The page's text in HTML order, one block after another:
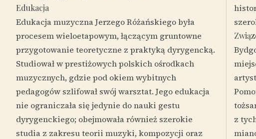
Edukacja
Edukacja muzyczna Jerzego Różańskiego była
procesem wieloetapowym, łączącym gruntowne
przygotowanie teoretyczne z praktyką dyrygencką.
Studiował w prestiżowych polskich ośrodkach
muzycznych, gdzie pod okiem wybitnych
pedagogów szlifował swój warsztat. Jego edukacja
nie ograniczała się jedynie do nauki gestu
dyrygenckiego; obejmowała również szerokie
studia z zakresu teorii muzyki, kompozycji oraz
z